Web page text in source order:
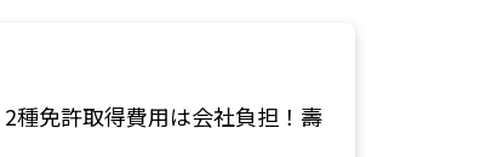
種免許取得費用は会社負担！壽